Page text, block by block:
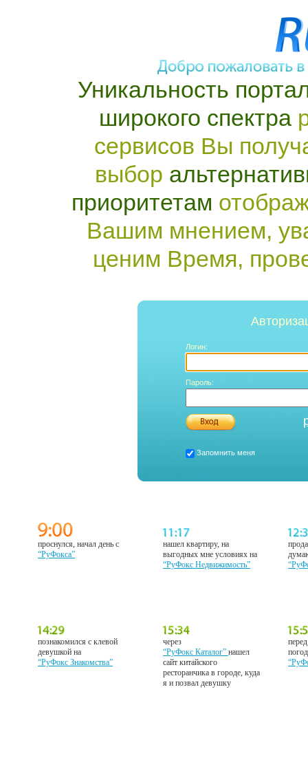
Уникальность
широкого спектра
сервисов Вы
выбор
приоритетам
Вашим мнением,
ценим Время,
Логин:
Пароль:
Запомнить меня
проснулся, начал день с
“РуФокса”
нашел квартиру, на
выгодных мне условиях на
“РуФокс Недвижимость”
познакомился с клевой
девушкой на
“РуФокс Знакомства”
через
“РуФокс Каталог”нашел
сайт китайского
ресторанчика в городе, куда
я и позвал девушку